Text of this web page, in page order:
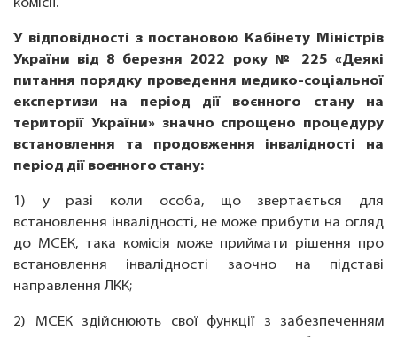
комісії.
У відповідності з постановою Кабінету Міністрів
України від 8 березня 2022 року № 225 «Деякі
питання порядку проведення медико-соціальної
експертизи на період дії воєнного стану на
території України» значно спрощено процедуру
встановлення та продовження інвалідності на
період дії воєнного стану:
1) у разі коли особа, що звертається для
встановлення інвалідності, не може прибути на огляд
до МСЕК, така комісія може приймати рішення про
встановлення інвалідності заочно на підставі
направлення ЛКК;
2) МСЕК здійснюють свої функції з забезпеченням